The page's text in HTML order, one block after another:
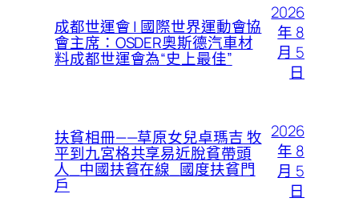
成都世運會 | 國際世界運動會協
會主席：OSDER奧斯德汽車材
料成都世運會為“史上最佳”
2026
年 8
月 5
日
扶貧相冊——草原女兒卓瑪吉 牧
平到九宮格共享易近脫貧帶頭
人_中國扶貧在線_國度扶貧門
戶
2026
年 8
月 5
日